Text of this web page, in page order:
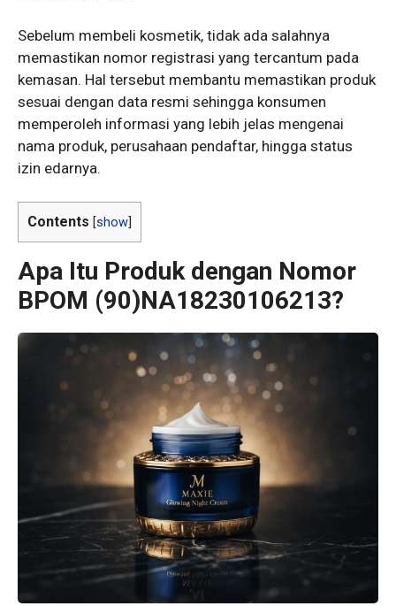
Sebelum membeli kosmetik, tidak ada salahnya
memastikan nomor registrasi yang tercantum pada
kemasan. Hal tersebut membantu memastikan produk
sesuai dengan data resmi sehingga konsumen
memperoleh informasi yang lebih jelas mengenai
nama produk, perusahaan pendaftar, hingga status
izin edarnya.
Contents [show
Apa Itu Produk dengan Nomor
BPOM (90)NA18230106213?